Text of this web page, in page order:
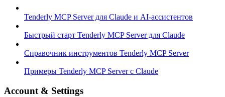
Tenderly MCP Server для Claude и AI-ассистентов
Быстрый старт Tenderly MCP Server для Claude
Справочник инструментов Tenderly MCP Server
Примеры Tenderly MCP Server с Claude
Account & Settings